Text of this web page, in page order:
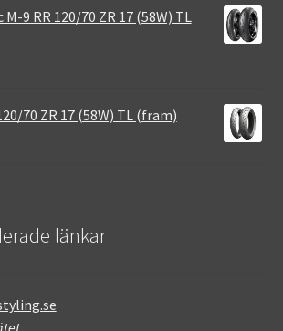
9 RR 120/70 ZR 17 (58W) TL
70 ZR 17 (58W) TL (fram)
länkar